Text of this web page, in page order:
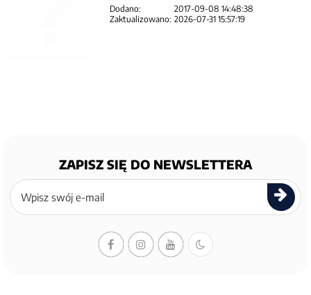
Dodano:
2017-09-08 14:48:38
Zaktualizowano: 2026-07-31 15:57:19
ZAPISZ SIĘ DO NEWSLETTERA
Zapisz
się
newslettera